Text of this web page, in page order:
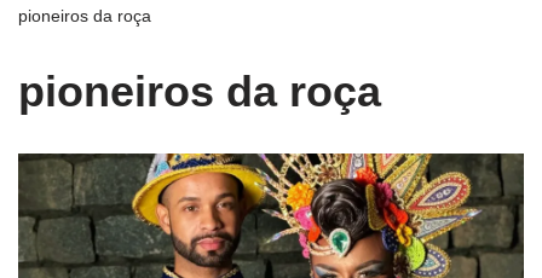
pioneiros da roça
pioneiros da roça